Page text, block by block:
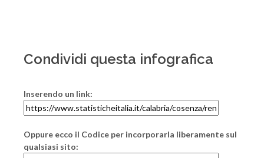
Condividi questa infografica
Inserendo un link:
Oppure ecco il Codice per incorporarla liberamente sul
qualsiasi sito: